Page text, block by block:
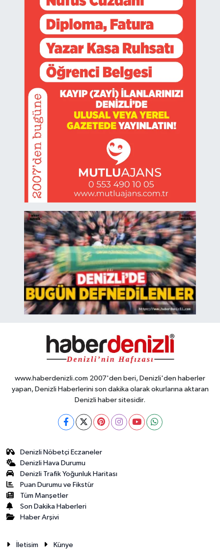
www.haberdenizli.com 2007'den beri, Denizli'den haberler
yapan, Denizli Haberlerini son dakika olarak okurlarına aktaran
Denizli haber sitesidir.
Denizli Nöbetçi Eczaneler
Denizli Hava Durumu
Denizli Trafik Yoğunluk Haritası
Puan Durumu ve Fikstür
Tüm Manşetler
Son Dakika Haberleri
Haber Arşivi
İletisim Künye